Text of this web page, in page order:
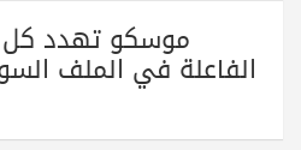
موسكو تهدد كل
الفاعلة في الملف